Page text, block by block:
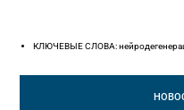
КЛЮЧЕВЫЕ СЛОВА: